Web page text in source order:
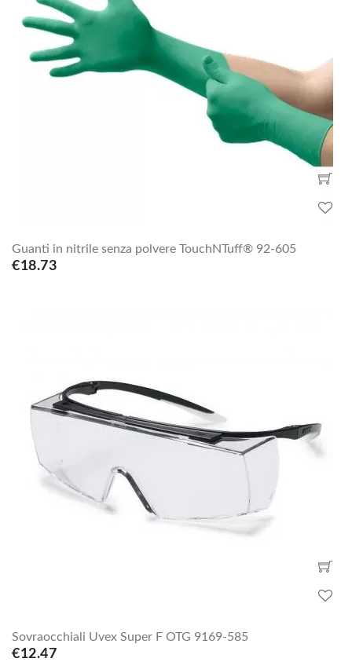
Guanti in nitrile senza polvere TouchNTuff® 92-605
€18.73
Sovraocchiali Uvex Super F OTG 9169-585
€12.47